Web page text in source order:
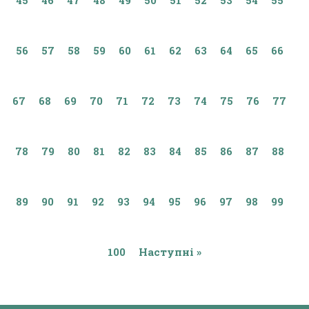
56 57 58 59 60 61 62 63 64 65 66
67 68 69 70 71 72 73 74 75 76 77
78 79 80 81 82 83 84 85 86 87 88
89 90 91 92 93 94 95 96 97 98 99
100 Наступні »